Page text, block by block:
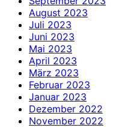
August 2023
Juli 2023
Juni 2023
Mai 2023
April 2023
März 2023
Februar 2023
Januar 2023
Dezember 2022
November 2022